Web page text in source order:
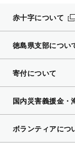
赤十字について
徳島県支部につい
寄付について
国内災害義援金・
ボランティアにつ